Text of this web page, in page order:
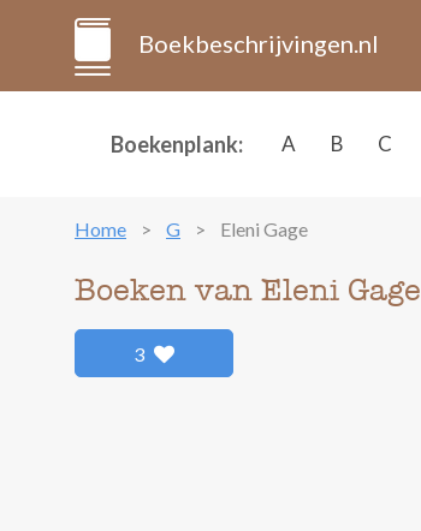
Boekbeschrijvingen.nl
Boekenplank: A B C
Home G Eleni Gage
Boeken van Eleni Gage
3